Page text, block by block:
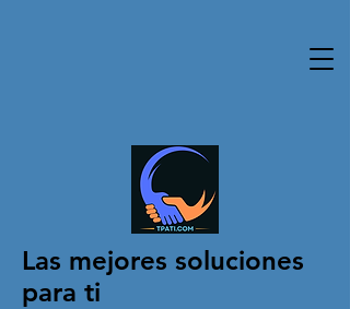
Las mejores soluciones
para ti